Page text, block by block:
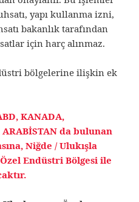
yapı kullanma izni,
bakanlık tarafından
için harç alınmaz.
bölgelerine ilişkin ek
KANADA,
da bulunan
Niğde / Ulukışla
Endüstri Bölgesi ile